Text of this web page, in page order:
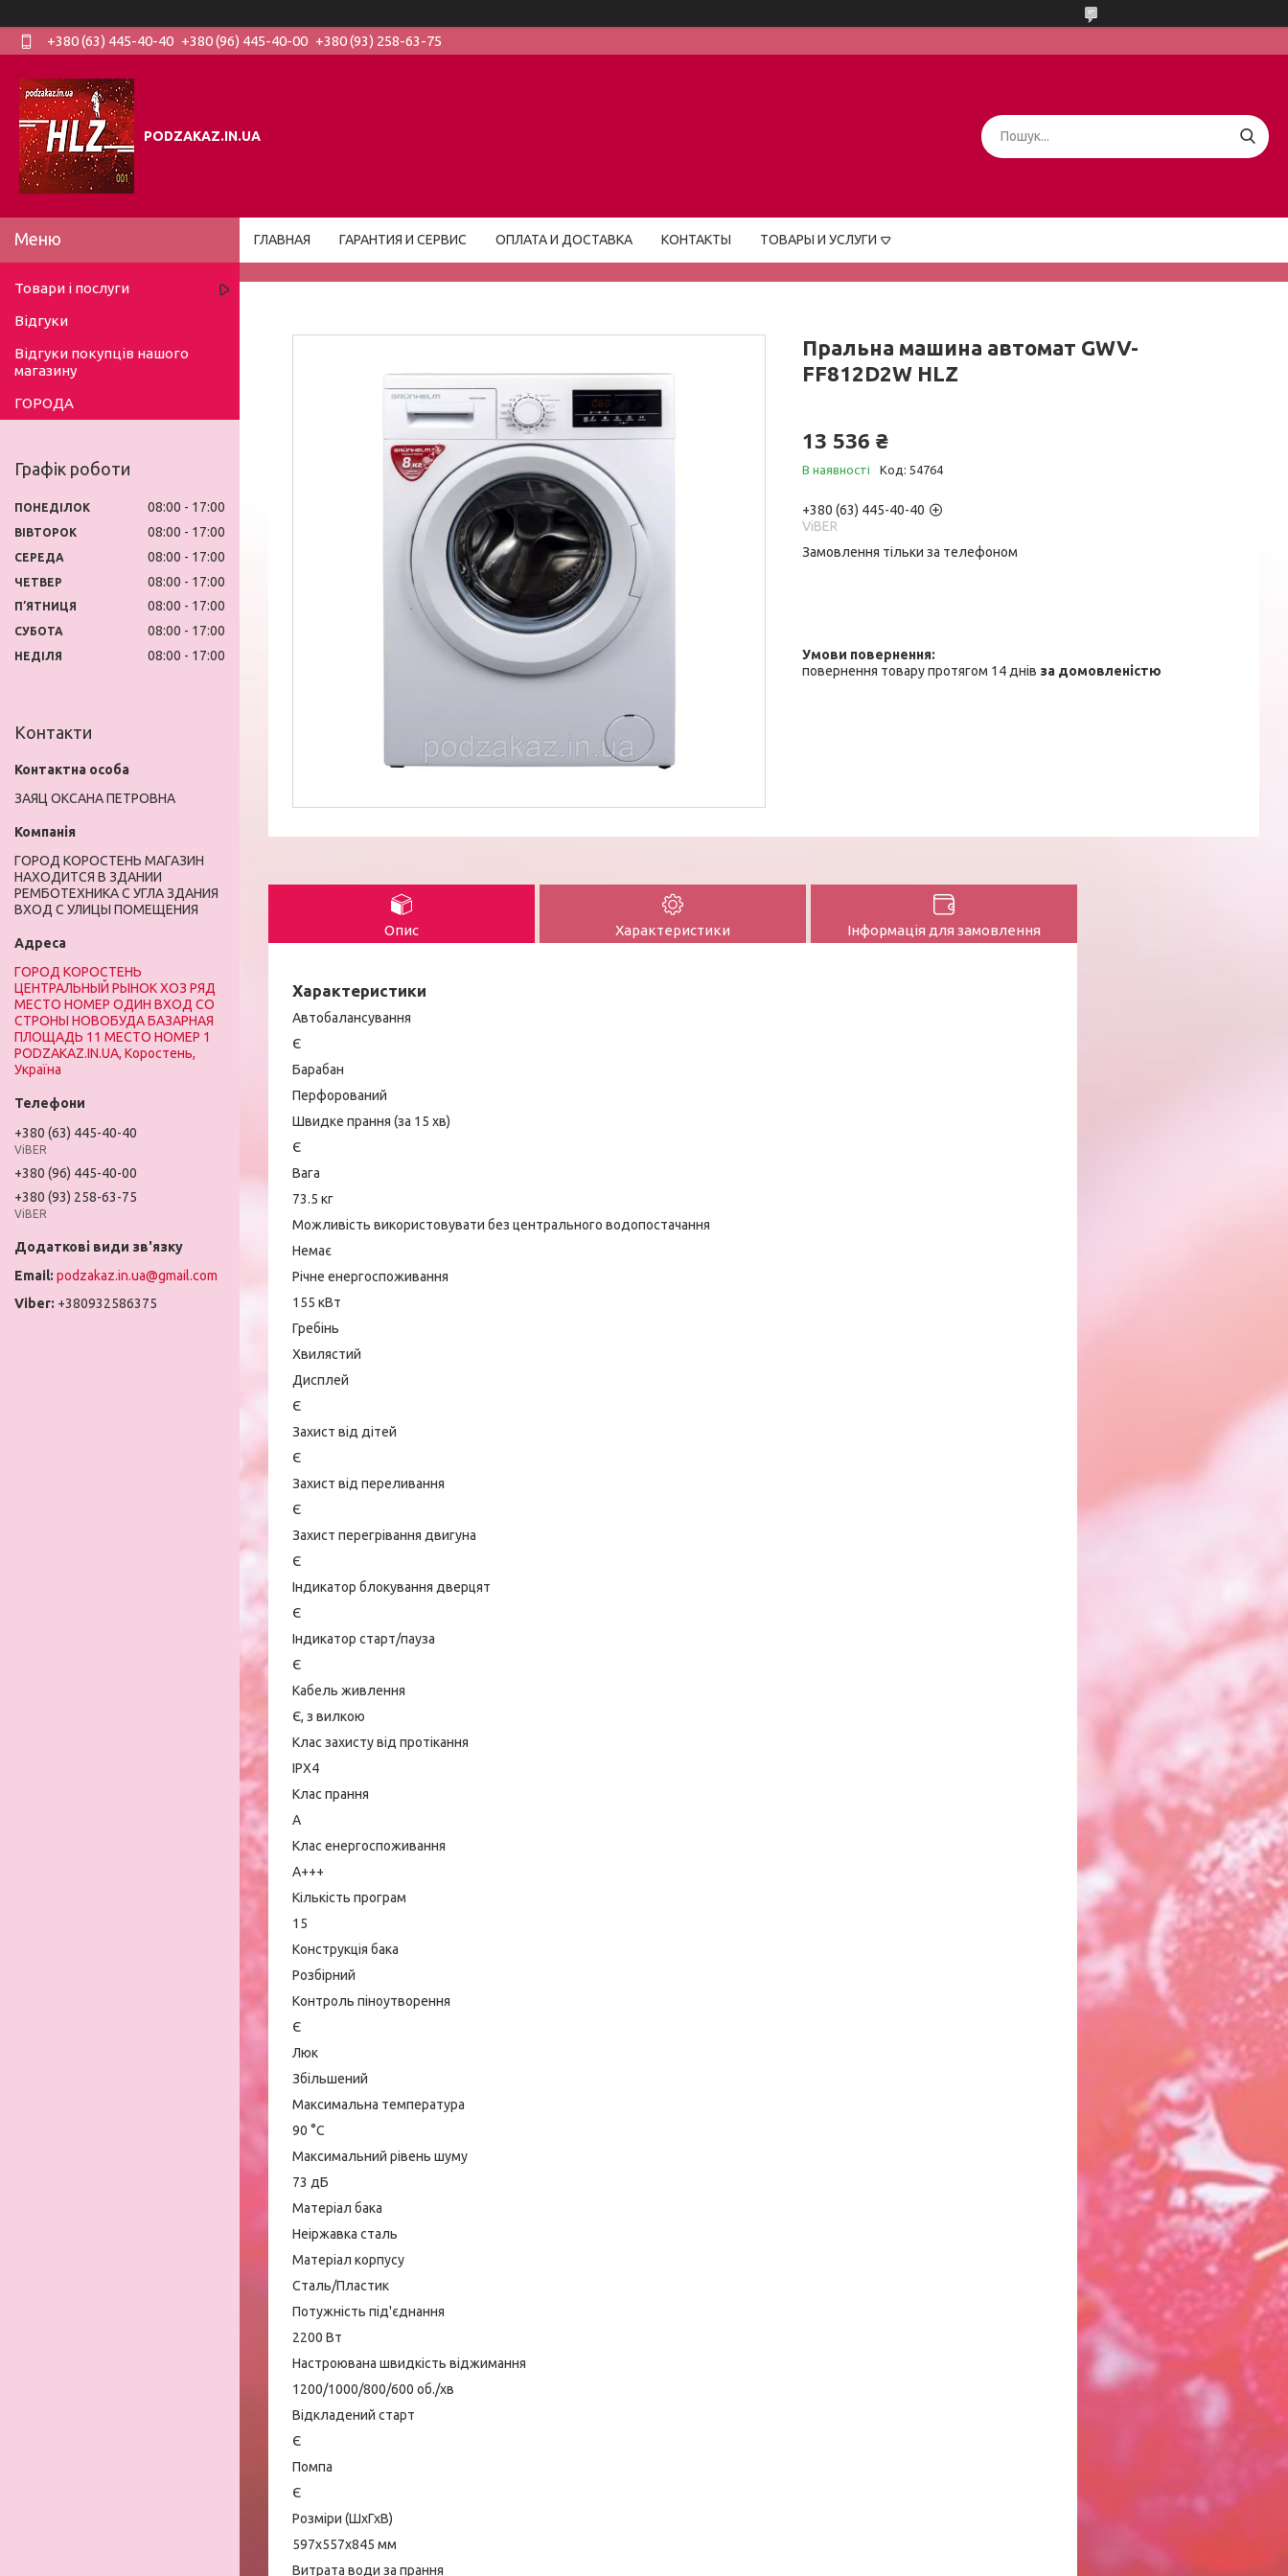
+380 (63) 445-40-40 +380 (96) 445-40-00 +380 (93) 258-63-75
PODZAKAZ.IN.UA
ГЛАВНАЯ ГАРАНТИЯ И СЕРВИС ОПЛАТА И ДОСТАВКА КОНТАКТЫ ТОВАРЫ И УСЛУГИ
Пральна машина автомат GWV-
FF812D2W HLZ
13 536 ₴
В наявності Код: 54764
+380 (63) 445-40-40
ViBER
Замовлення тільки за телефоном
повернення товару протягом 14 днів за домовленістю
Опис Характеристики Інформація для замовлення
Характеристики
Автобалансування
Є
Барабан
Перфорований
Швидке прання (за 15 хв)
Є
Вага
73.5 кг
Можливість використовувати без центрального водопостачання
Немає
Річне енергоспоживання
155 кВт
Гребінь
Хвилястий
Дисплей
Є
Захист від дітей
Є
Захист від переливання
Є
Захист перегрівання двигуна
Є
Індикатор блокування дверцят
Є
Індикатор старт/пауза
Є
Кабель живлення
Є, з вилкою
Клас захисту від протікання
IPX4
Клас прання
А
Клас енергоспоживання
A+++
Кількість програм
15
Конструкція бака
Розбірний
Контроль піноутворення
Є
Люк
Збільшений
Максимальна температура
90 °С
Максимальний рівень шуму
73 дБ
Матеріал бака
Неіржавка сталь
Матеріал корпусу
Сталь/Пластик
Потужність під'єднання
2200 Вт
Настроювана швидкість віджимання
1200/1000/800/600 об./хв
Відкладений старт
Є
Помпа
Є
Розміри (ШхГхВ)
597х557х845 мм
Витрата води за прання
Товари і послуги
Відгуки
Відгуки покупців нашого
магазину
ГОРОДА
Графік роботи
ПОНЕДІЛОК 08:00 17:00
ВІВТОРОК 08:00 17:00
СЕРЕДА 08:00 17:00
ЧЕТВЕР 08:00 17:00
ПʼЯТНИЦЯ 08:00 17:00
СУБОТА 08:00 17:00
НЕДІЛЯ 08:00 17:00
Контакти
ЗАЯЦ ОКСАНА ПЕТРОВНА
ГОРОД КОРОСТЕНЬ МАГАЗИН
НАХОДИТСЯ В ЗДАНИИ
РЕМБОТЕХНИКА С УГЛА ЗДАНИЯ
ВХОД С УЛИЦЫ ПОМЕЩЕНИЯ
ГОРОД КОРОСТЕНЬ
ЦЕНТРАЛЬНЫЙ РЫНОК ХОЗ РЯД
МЕСТО НОМЕР ОДИН ВХОД СО
СТРОНЫ НОВОБУДА БАЗАРНАЯ
ПЛОЩАДЬ 11 МЕСТО НОМЕР 1
PODZAKAZ.IN.UA, Коростень,
Україна
+380 (63) 445-40-40
ViBER
+380 (96) 445-40-00
+380 (93) 258-63-75
ViBER
podzakaz.in.ua@gmail.com
+380932586375